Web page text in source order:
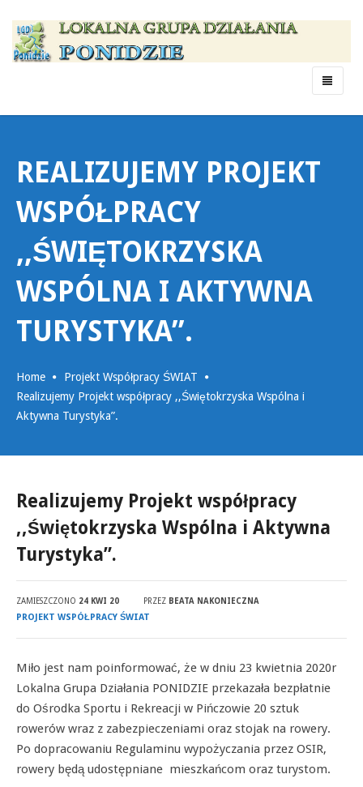
Menu
REALIZUJEMY PROJEKT
WSPÓŁPRACY
,,ŚWIĘTOKRZYSKA
WSPÓLNA I AKTYWNA
TURYSTYKA”.
Home
Projekt Współpracy ŚWIAT
Realizujemy Projekt współpracy ,,Świętokrzyska Wspólna i
Aktywna Turystyka”.
Realizujemy Projekt współpracy
,,Świętokrzyska Wspólna i Aktywna
Turystyka”.
ZAMIESZCZONO 24 KWI 20 PRZEZ BEATA NAKONIECZNA
PROJEKT WSPÓŁPRACY ŚWIAT
Miło jest nam poinformować, że w dniu 23 kwietnia 2020r
Lokalna Grupa Działania PONIDZIE przekazała bezpłatnie
do Ośrodka Sportu i Rekreacji w Pińczowie 20 sztuk
rowerów wraz z zabezpieczeniami oraz stojak na rowery.
Po dopracowaniu Regulaminu wypożyczania przez OSIR,
rowery będą udostępniane mieszkańcom oraz turystom.